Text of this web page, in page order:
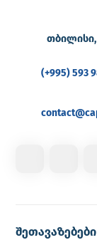
თბილისი,
(+995) 593